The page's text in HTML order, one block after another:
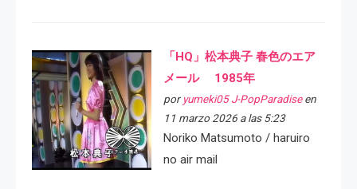
「HQ」松本典子 春色のエア
メール 1985年
por yumeki05 J-PopParadiseen
11 marzo 2026 a las 5:23
Noriko Matsumoto / haruiro
no air mail